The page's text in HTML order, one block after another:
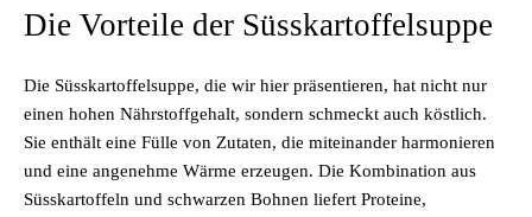
Die Vorteile der Süsskartoffelsuppe
Die Süsskartoffelsuppe, die wir hier präsentieren, hat nicht nur
einen hohen Nährstoffgehalt, sondern schmeckt auch köstlich.
Sie enthält eine Fülle von Zutaten, die miteinander harmonieren
und eine angenehme Wärme erzeugen. Die Kombination aus
Süsskartoffeln und schwarzen Bohnen liefert Proteine,